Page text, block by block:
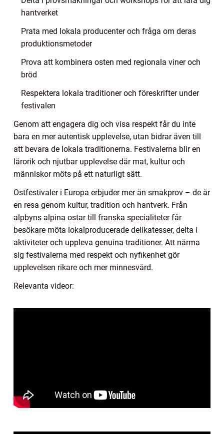
hantverket
Prata med lokala producenter och fråga om deras
produktionsmetoder
Prova att kombinera osten med regionala viner och
bröd
Respektera lokala traditioner och föreskrifter under
festivalen
Genom att engagera dig och visa respekt får du inte
bara en mer autentisk upplevelse, utan bidrar även till
att bevara de lokala traditionerna. Festivalerna blir en
lärorik och njutbar upplevelse där mat, kultur och
människor möts på ett naturligt sätt.
Ostfestivaler i Europa erbjuder mer än smakprov – de är
en resa genom kultur, tradition och hantverk. Från
alpbyns alpina ostar till franska specialiteter får
besökare möta lokalproducerade delikatesser, delta i
aktiviteter och uppleva genuina traditioner. Att närma
sig festivalerna med respekt och nyfikenhet gör
upplevelsen rikare och mer minnesvärd.
Relevanta videor: